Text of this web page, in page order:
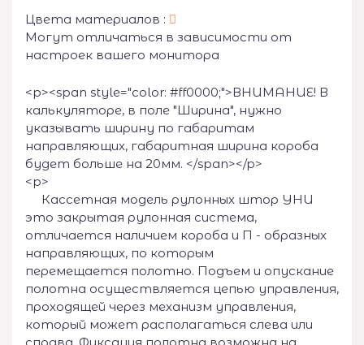
Цвета материалов :
Могут отличаться в зависимости от
настроек вашего монитора
<p><span style="color: #ff0000;">ВНИМАНИЕ! В
калькуляторе, в поле "Ширина", нужно
указывать ширину по габаритам
направляющих, габаритная ширина короба
будет больше на 20мм. </span></p>
<p>
Кассетная модель рулонных штор УНИ
это закрытая рулонная система,
отличается наличием короба и П - образных
направляющих, по которым
перемещается полотно. Подъем и опускание
полотна осуществляется цепью управления,
проходящей через механизм управления,
который может располагаться слева или